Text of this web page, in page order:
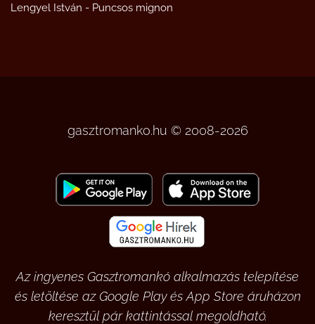
Lengyel István - Puncsos mignon
gasztromanko.hu © 2008-2026
Az ingyenes Gasztromankó alkalmazás telepítése
és letöltése az Google Play és App Store áruházon
keresztül pár kattintással megoldható.